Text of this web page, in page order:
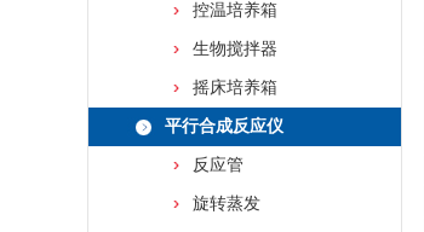
控温培养箱
生物搅拌器
摇床培养箱
平行合成反应仪
反应管
旋转蒸发